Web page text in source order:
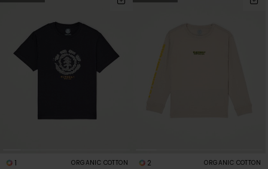
1 ORGANIC COTTON 2 ORGANIC COTTON